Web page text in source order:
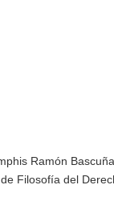
Ramón
Filosofía del